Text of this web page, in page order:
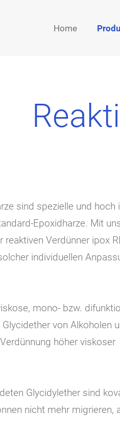
Home
sind spezielle und hoch
Epoxidharze. Mit
Verdünner ipox
individuellen
mono- bzw.
von Alkoholen
höher viskoser
Glycidylether sind
nicht mehr migrieren,